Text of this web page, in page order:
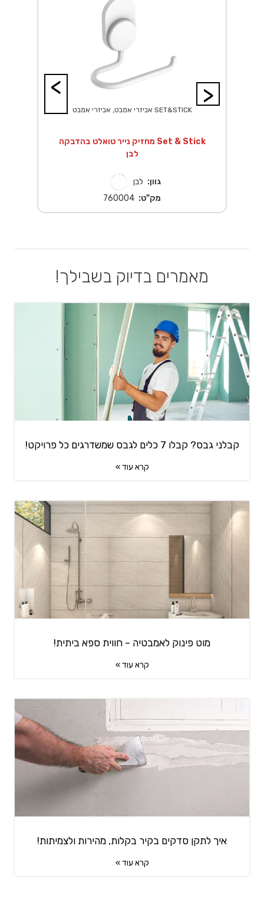
>
אביזרי אמבט, אביזרי אמבט SET&STICK
מחזיק נייר טואלט בהדבקה Set & Stick
לבן
גוון: לבן
מק"ט: 760004
<
מאמרים בדיוק בשבילך!
קבלני גבס? קבלו 7 כלים לגבס שמשדרגים כל פרויקט!
קרא עוד »
מוט פינוק לאמבטיה – חווית ספא ביתית!
קרא עוד »
איך לתקן סדקים בקיר בקלות, מהירות ולצמיתות!
קרא עוד »